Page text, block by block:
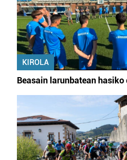
KIROLA
Beasain larunbatean hasiko